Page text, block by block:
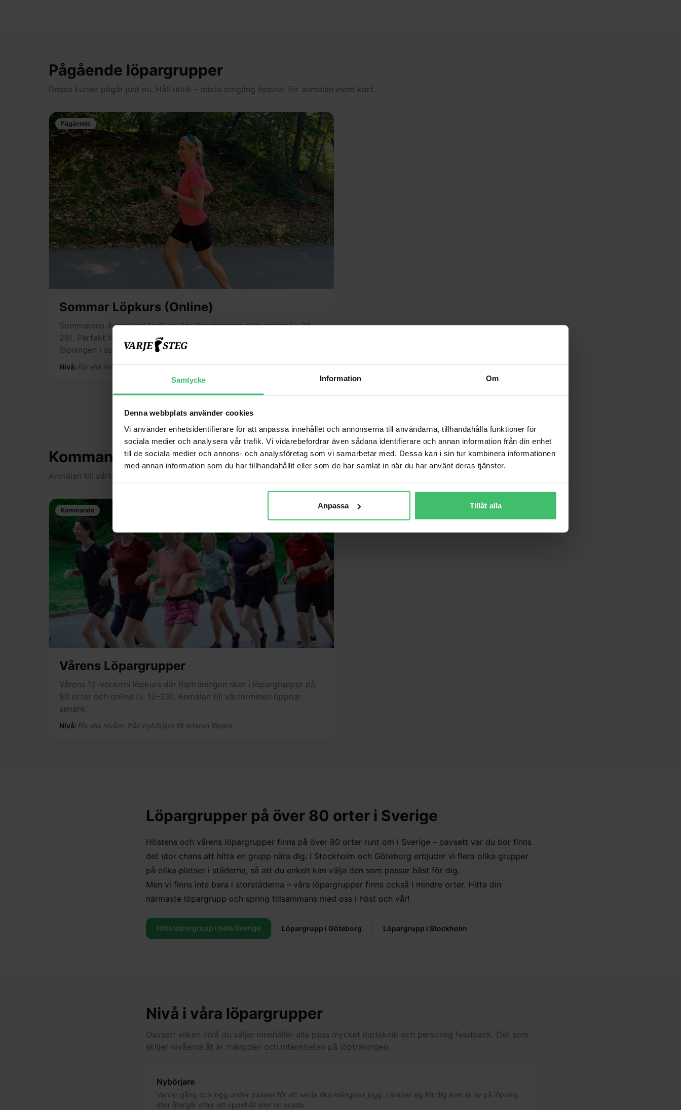
Samtycke Information Om
Denna webbplats använder cookies
Vi använder enhetsidentifierare för att anpassa innehållet och annonserna till användarna, tillhandahålla funktioner för
sociala medier och analysera vår trafik. Vi vidarebefordrar även sådana identifierare och annan information från din enhet
till de sociala medier och annons- och analysföretag som vi samarbetar med. Dessa kan i sin tur kombinera informationen
med annan information som du har tillhandahållit eller som de har samlat in när du har använt deras tjänster.
Anpassa Tillåt alla
Pågående löpargrupper
Dessa kurser pågår just nu. Håll utkik – nästa omgång öppnar för anmälan inom kort.
Pågående
Sommar Löpkurs (Online)
Sommarens 4-veckors löpkurs där löpträningen sker online (v. 26–
29). Perfekt för dig som vill hålla igång eller komma igång med
löpningen i sommar.
Nivå: För alla nivåer: från nybörjare till erfaren löpare.
Kommande löpargrupper
Anmälan till vårterminens löpargrupper öppnar senare.
Kommande
Vårens Löpargrupper
Vårens 12-veckors löpkurs där löpträningen sker i löpargrupper på
80 orter och online (v. 12–23). Anmälan till vårterminen öppnar
senare.
Nivå: För alla nivåer: från nybörjare till erfaren löpare.
Löpargrupper på över 80 orter i Sverige
Höstens och vårens löpargrupper finns på över 80 orter runt om i Sverige – oavsett var du bor finns
det stor chans att hitta en grupp nära dig. I Stockholm och Göteborg erbjuder vi flera olika grupper
på olika platser i städerna, så att du enkelt kan välja den som passar bäst för dig.
Men vi finns inte bara i storstäderna – våra löpargrupper finns också i mindre orter. Hitta din
närmaste löpargrupp och spring tillsammans med oss i höst och vår!
Hitta löpargrupp i hela Sverige Löpargrupp i Göteborg Löpargrupp i Stockholm
Nivå i våra löpargrupper
Oavsett vilken nivå du väljer innehåller alla pass mycket löpteknik och personlig feedback. Det som
skiljer nivåerna åt är mängden och intensiteten på löpträningen.
Nybörjare
Varvar gång och jogg under passen för att sakta öka mängden jogg. Lämpar sig för dig som är ny på löpning
eller återgår efter ett uppehåll eller en skada.